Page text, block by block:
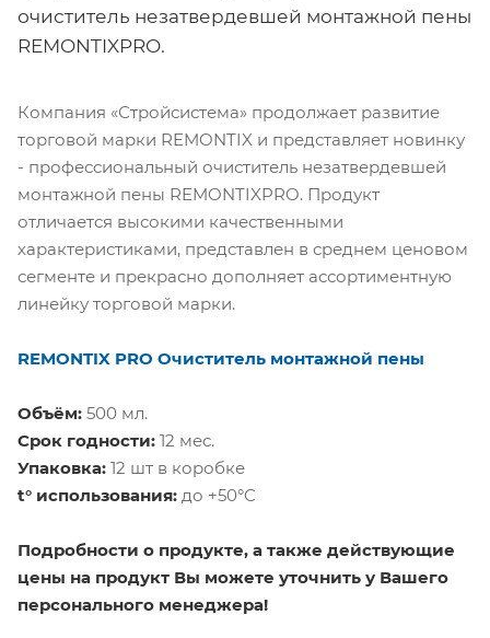
очиститель незатвердевшей монтажной пены
REMONTIXPRO.
Компания «Стройсистема» продолжает развитие
торговой марки REMONTIX и представляет новинку
- профессиональный очиститель незатвердевшей
монтажной пены REMONTIXPRO. Продукт
отличается высокими качественными
характеристиками, представлен в среднем ценовом
сегменте и прекрасно дополняет ассортиментную
линейку торговой марки.
REMONTIX PRO Очиститель монтажной пены
Объём: 500 мл.
Срок годности: 12 мес.
Упаковка: 12 шт в коробке
t° использования: до +50°C
Подробности о продукте, а также действующие
цены на продукт Вы можете уточнить у Вашего
персонального менеджера!